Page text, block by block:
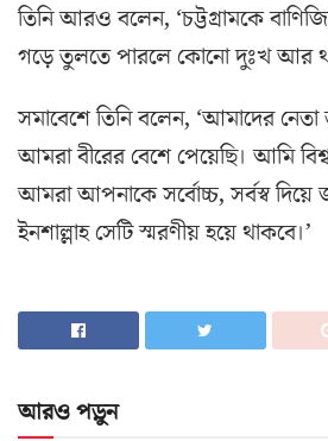
তিনি আরও বলেন, ‘চট্টগ্রামকে
গড়ে তুলতে পারলে কোনো দুঃখ আর
সমাবেশে তিনি বলেন, ‘আমাদের
আমরা বীরের বেশে পেয়েছি। আমি
আমরা আপনাকে সর্বোচ্চ, সর্বস্ব
ইনশাল্লাহ সেটি স্মরণীয় হয়ে থাকবে।’
আরও পড়ুন